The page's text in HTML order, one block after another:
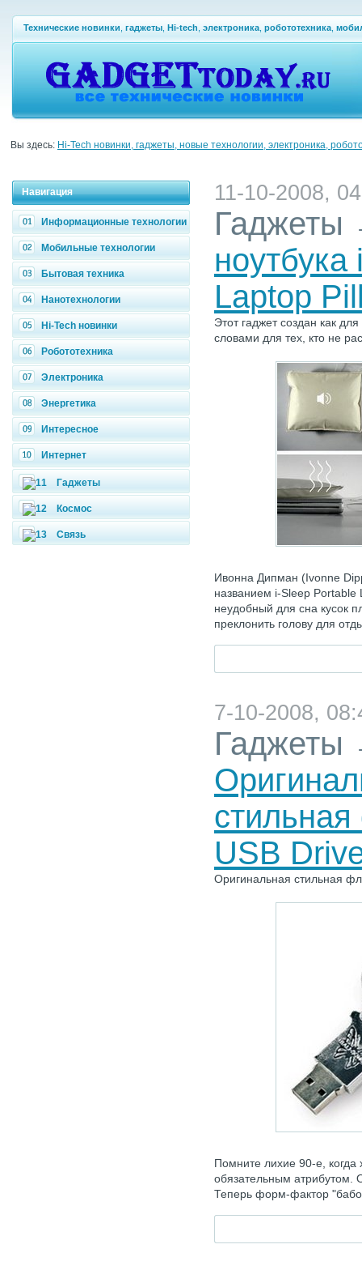
Технические новинки гаджеты Hi-tech электроника робототехника
Вы здесь: Hi-Tech новинки, гаджеты, новые технологии, электроника,
Навигация
Информационные технологии
Мобильные технологии
Бытовая техника
Нанотехнологии
Hi-Tech новинки
Робототехника
Электроника
Энергетика
Интересное
Интернет
Гаджеты
Космос
Связь
11-10-2008,
Гаджеты
Laptop
Этот гаджет создан как
словами для тех, кто не
Ивонна Дипман (Ivonne
названием i-Sleep Portable
неудобный для сна кусок
преклонить голову для
7-10-2008,
Гаджеты
USB
Оригинальная стильная
Помните лихие 90-е,
обязательным
Теперь форм-фактор